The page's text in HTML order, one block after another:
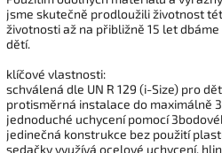
jsme skutečně prodloužili životnost
životnosti až na přibližně 15 let
dětí.
klíčové vlastnosti:
schválená dle UN R 129 (i-Size) pro
protisměrná instalace do maximálně
jednoduché uchycení pomocí
jedinečná konstrukce bez použití
sedačky využívá ocelové uchycení,